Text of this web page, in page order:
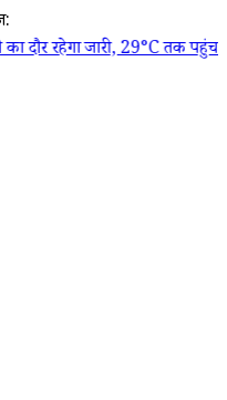
29°C तक पहुंच सकता है तापमान